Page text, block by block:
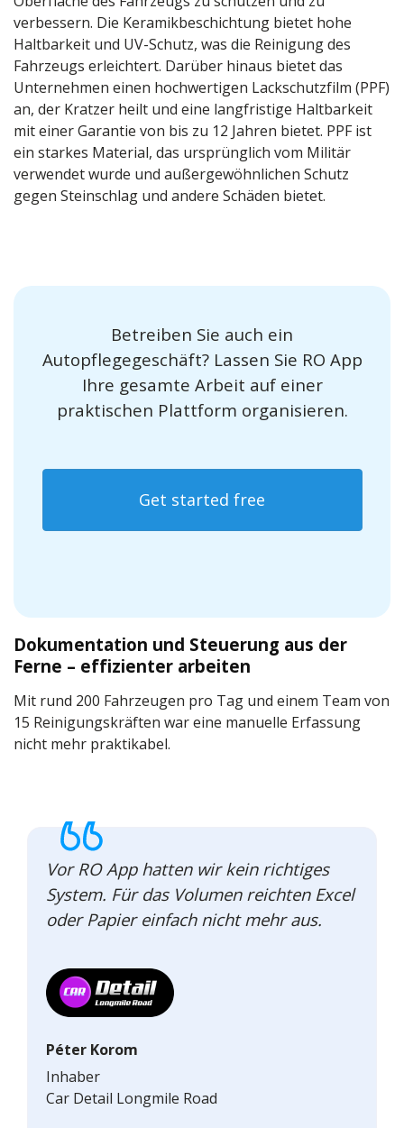
verbessern. Die Keramikbeschichtung bietet hohe
Haltbarkeit und UV-Schutz, was die Reinigung des
Fahrzeugs erleichtert. Darüber hinaus bietet das
Unternehmen einen hochwertigen Lackschutzfilm (PPF)
an, der Kratzer heilt und eine langfristige Haltbarkeit
mit einer Garantie von bis zu 12 Jahren bietet. PPF ist
ein starkes Material, das ursprünglich vom Militär
verwendet wurde und außergewöhnlichen Schutz
gegen Steinschlag und andere Schäden bietet.
Betreiben Sie auch ein
Autopflegegeschäft? Lassen Sie RO App
Ihre gesamte Arbeit auf einer
praktischen Plattform organisieren.
Get started free
Dokumentation und Steuerung aus der
Ferne – effizienter arbeiten
Mit rund 200 Fahrzeugen pro Tag und einem Team von
15 Reinigungskräften war eine manuelle Erfassung
nicht mehr praktikabel.
Vor RO App hatten wir kein richtiges
System. Für das Volumen reichten Excel
oder Papier einfach nicht mehr aus.
Péter Korom
Inhaber
Car Detail Longmile Road